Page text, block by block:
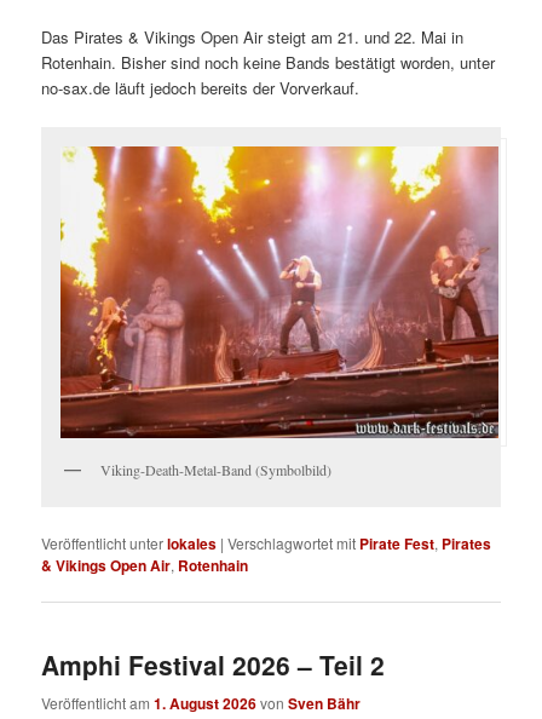
Das Pirates & Vikings Open Air steigt am 21. und 22. Mai in
Rotenhain. Bisher sind noch keine Bands bestätigt worden, unter
no-sax.de läuft jedoch bereits der Vorverkauf.
Viking-Death-Metal-Band (Symbolbild)
Veröffentlicht unterlokales |Verschlagwortet mit Pirate Fest, Pirates
& Vikings Open Air, Rotenhain
Amphi Festival 2026 – Teil 2
Veröffentlicht am1. August 2026vonSven Bähr